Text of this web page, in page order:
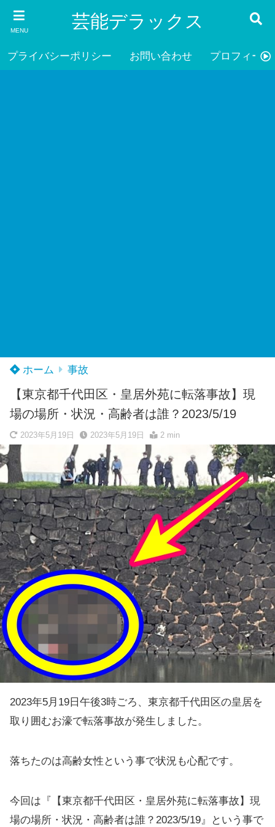
MENU 芸能デラックス
プライバシーポリシー お問い合わせ プロフィール
ホーム 事故
【東京都千代田区・皇居外苑に転落事故】現
場の場所・状況・高齢者は誰？2023/5/19
2023年5月19日 2023年5月19日 2 min
2023年5月19日午後3時ごろ、東京都千代田区の皇居を
取り囲むお濠で転落事故が発生しました。
落ちたのは高齢女性という事で状況も心配です。
今回は『【東京都千代田区・皇居外苑に転落事故】現
場の場所・状況・高齢者は誰？2023/5/19』という事で